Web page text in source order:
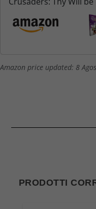
Amazon price updated: 8
PRODOTTI